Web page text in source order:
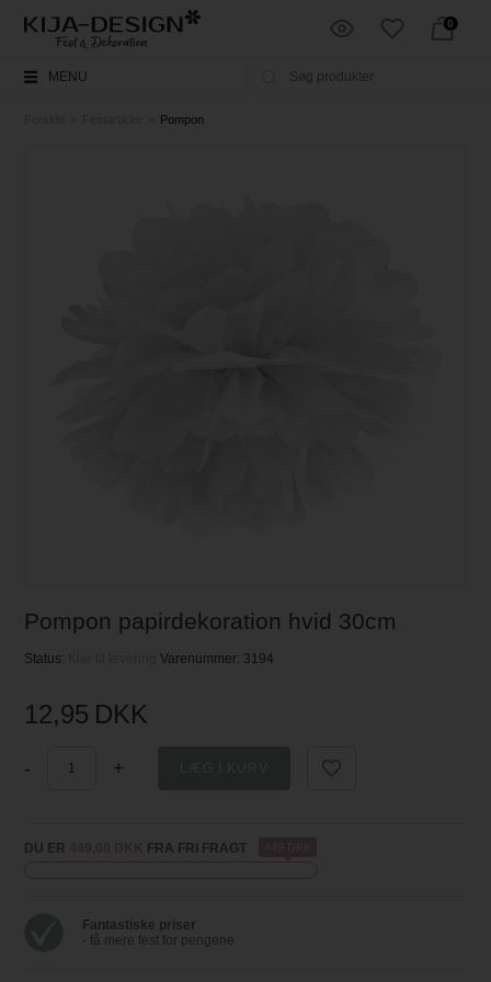
0
MENU
Pompon
Pompon papirdekoration hvid 30cm
Status: Klar til leveringVarenummer: 3194
12,95 DKK
- +
DU ER FRA FRI FRAGT
Fantastiske priser
- få mere fest for pengene